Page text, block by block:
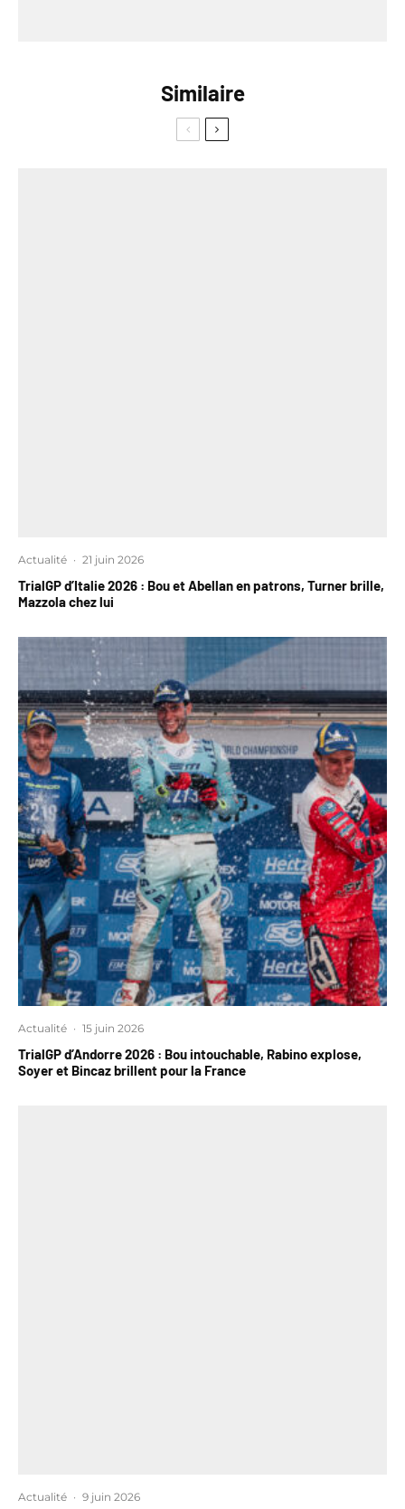
Similaire
Actualité · 21 juin 2026
TrialGP d’Italie 2026 : Bou et Abellan en patrons, Turner brille,
Mazzola chez lui
Actualité · 15 juin 2026
TrialGP d’Andorre 2026 : Bou intouchable, Rabino explose,
Soyer et Bincaz brillent pour la France
Actualité · 9 juin 2026